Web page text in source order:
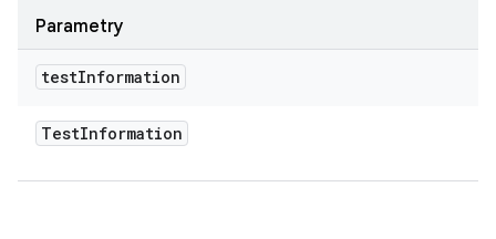
Parametry
testInformation
TestInformation